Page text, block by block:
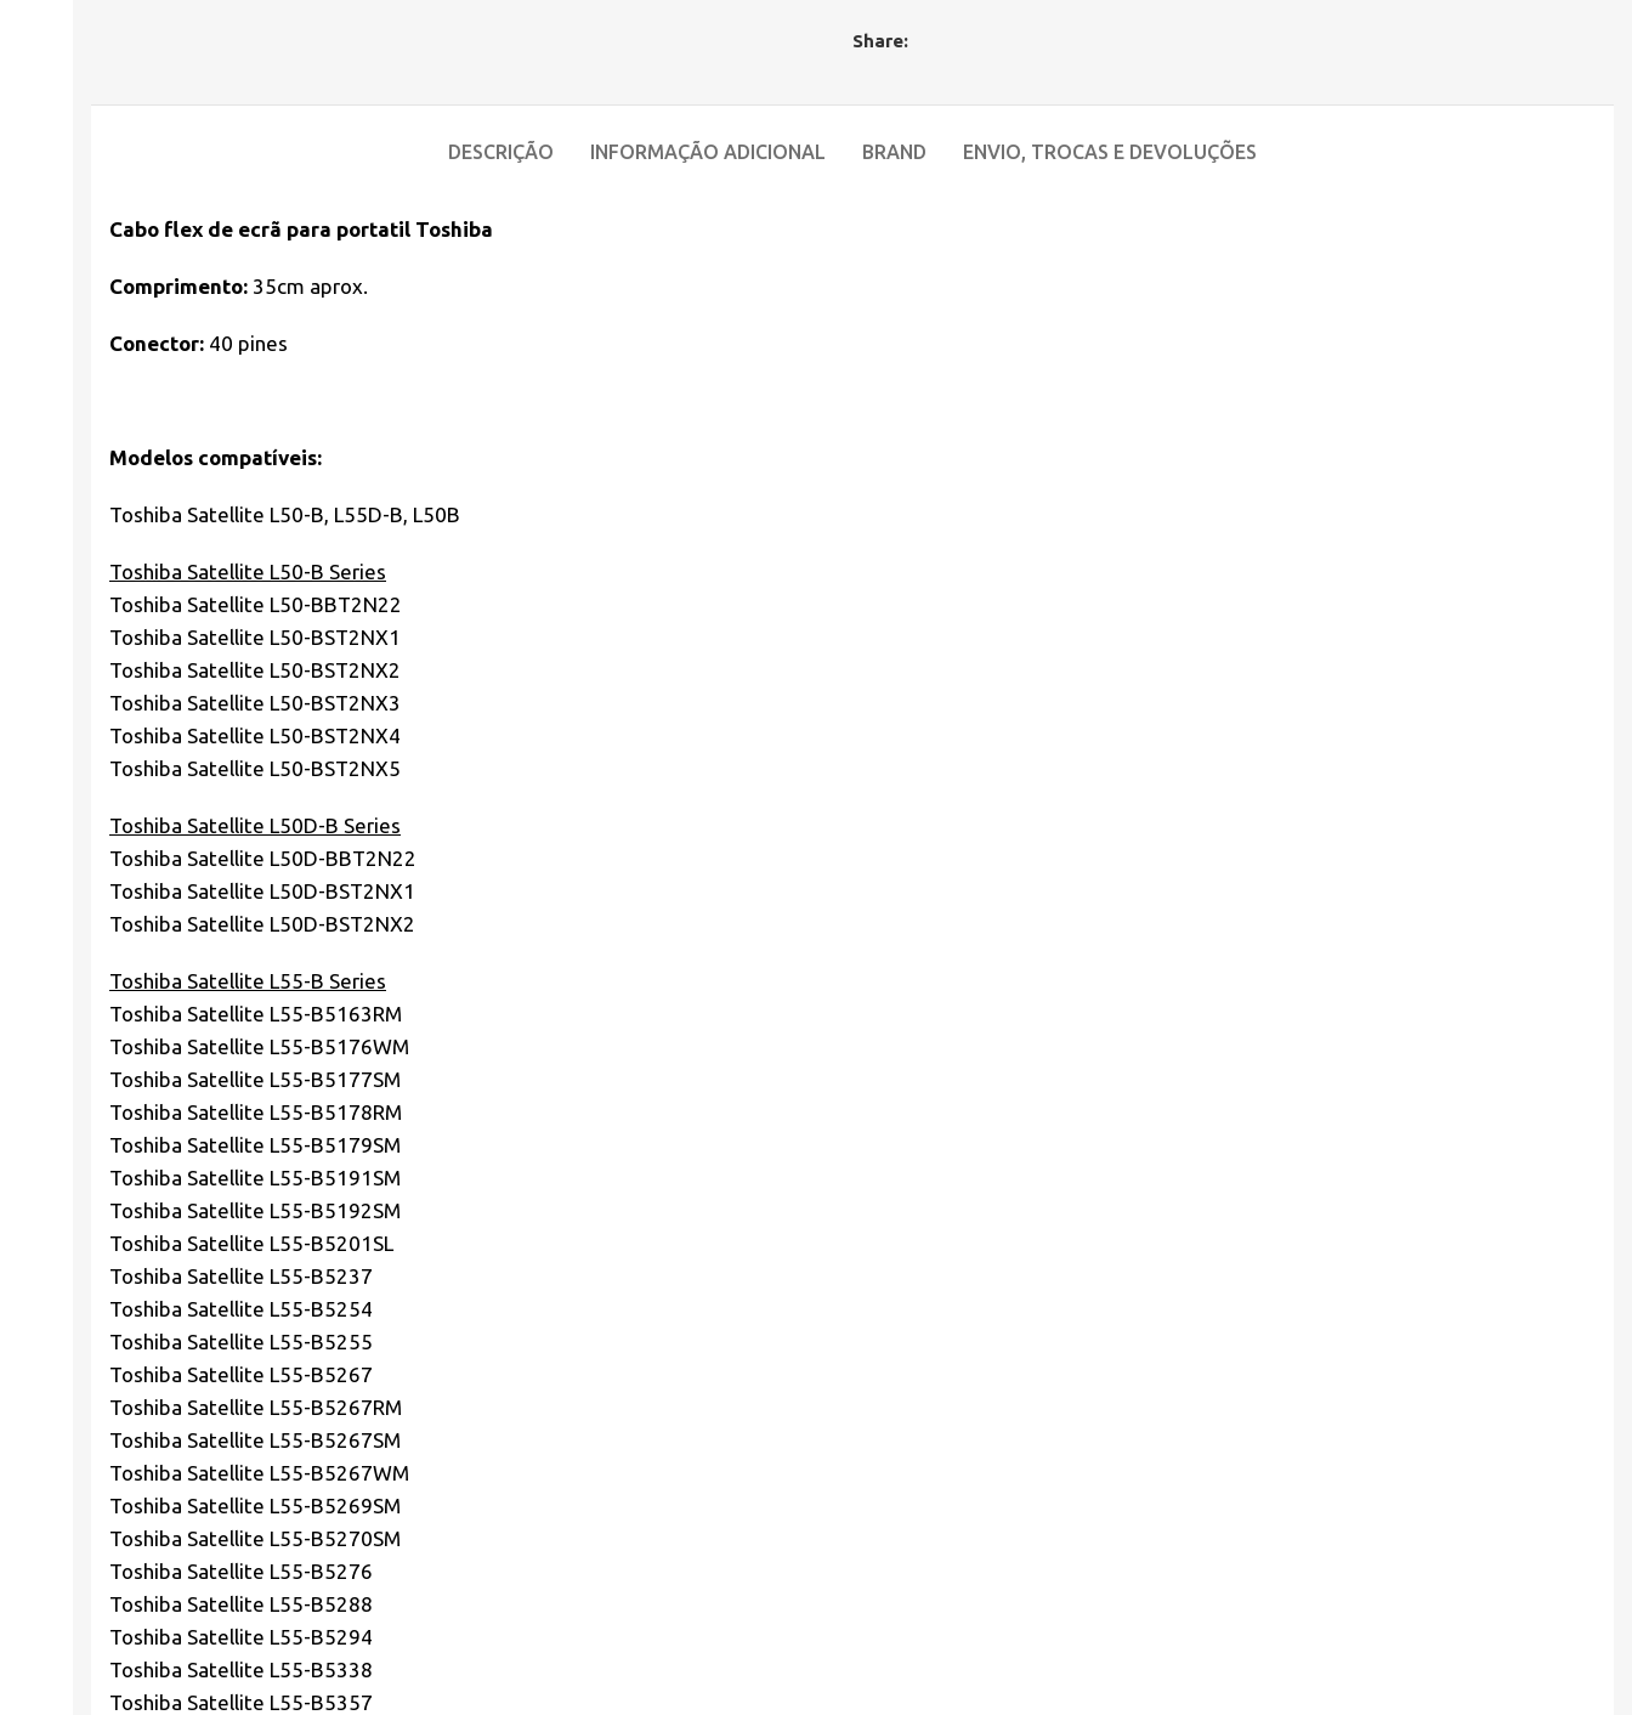
Share:
DESCRIÇÃO INFORMAÇÃO ADICIONAL BRAND ENVIO, TROCAS E DEVOLUÇÕES
Cabo flex de ecrã para portatil Toshiba
Comprimento: 35cm aprox.
Conector: 40 pines
Modelos compatíveis:
Toshiba Satellite L50-B, L55D-B, L50B
Toshiba Satellite L50-B Series
Toshiba Satellite L50-BBT2N22
Toshiba Satellite L50-BST2NX1
Toshiba Satellite L50-BST2NX2
Toshiba Satellite L50-BST2NX3
Toshiba Satellite L50-BST2NX4
Toshiba Satellite L50-BST2NX5
Toshiba Satellite L50D-B Series
Toshiba Satellite L50D-BBT2N22
Toshiba Satellite L50D-BST2NX1
Toshiba Satellite L50D-BST2NX2
Toshiba Satellite L55-B Series
Toshiba Satellite L55-B5163RM
Toshiba Satellite L55-B5176WM
Toshiba Satellite L55-B5177SM
Toshiba Satellite L55-B5178RM
Toshiba Satellite L55-B5179SM
Toshiba Satellite L55-B5191SM
Toshiba Satellite L55-B5192SM
Toshiba Satellite L55-B5201SL
Toshiba Satellite L55-B5237
Toshiba Satellite L55-B5254
Toshiba Satellite L55-B5255
Toshiba Satellite L55-B5267
Toshiba Satellite L55-B5267RM
Toshiba Satellite L55-B5267SM
Toshiba Satellite L55-B5267WM
Toshiba Satellite L55-B5269SM
Toshiba Satellite L55-B5270SM
Toshiba Satellite L55-B5276
Toshiba Satellite L55-B5288
Toshiba Satellite L55-B5294
Toshiba Satellite L55-B5338
Toshiba Satellite L55-B5357